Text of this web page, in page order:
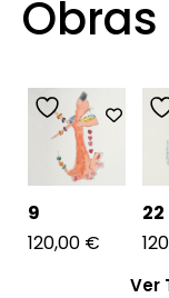
9
120,00 €
22
Ver